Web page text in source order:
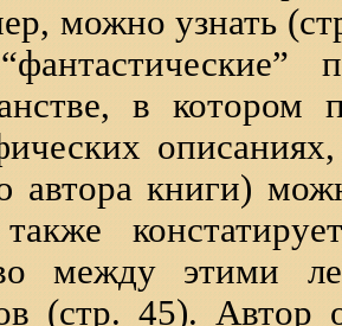
можно узнать
в котором
автора книги)
между этими
(стр. 45). Автор